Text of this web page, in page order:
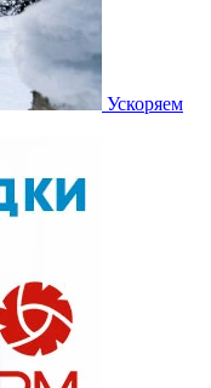
Ускоряем